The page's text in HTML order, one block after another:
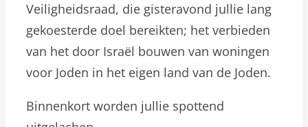
Veiligheidsraad, die gisteravond jullie lang
gekoesterde doel bereikten; het verbieden
van het door Israël bouwen van woningen
voor Joden in het eigen land van de Joden.
Binnenkort worden jullie spottend